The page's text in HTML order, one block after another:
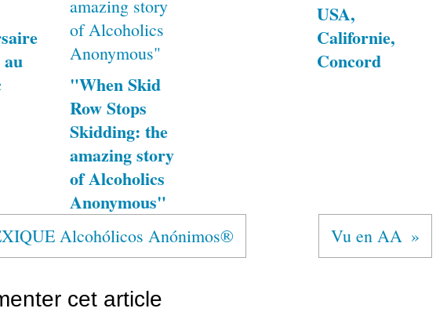
"When Skid
Row Stops
Skidding: the
amazing story
of Alcoholics
Anonymous"
USA,
Californie,
Concord
Alcohólicos Anónimos® Vu en AA
cet article